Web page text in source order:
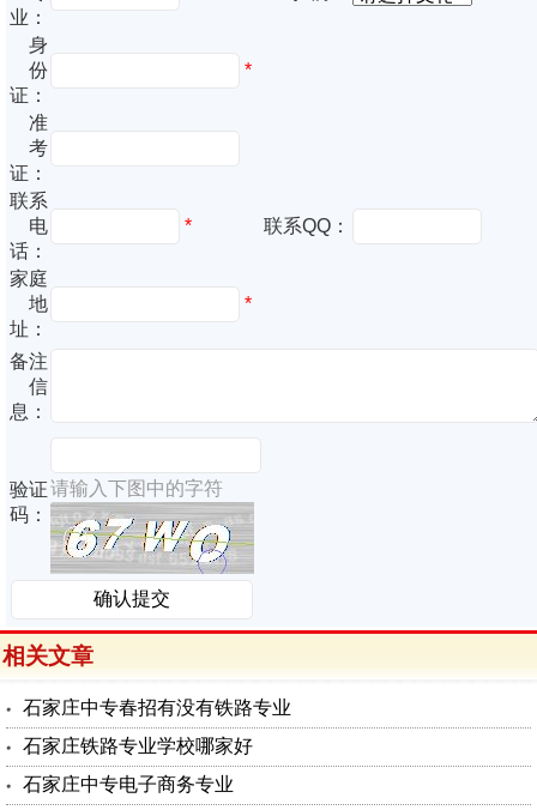
业：
身
份
证：
*
准
考
证：
联系
电
话：
* 联系QQ：
家庭
地
址：
*
备注
信
息：
验证
码：
请输入下图中的字符
相关文章
石家庄中专春招有没有铁路专业
石家庄铁路专业学校哪家好
石家庄中专电子商务专业